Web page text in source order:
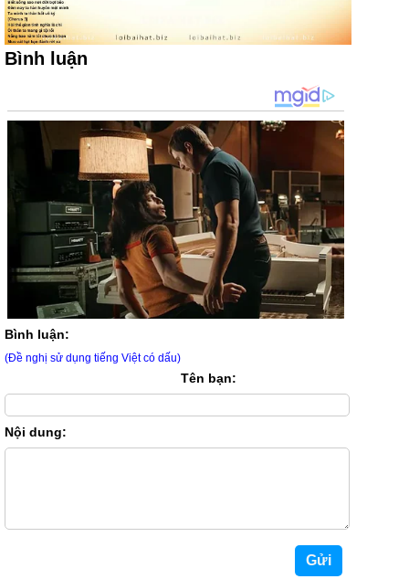
Bình luận
Bình luận:
(Đề nghị sử dụng tiếng Việt có dấu)
Tên bạn:
Nội dung: